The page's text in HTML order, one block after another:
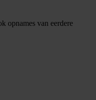
opnames van eerdere